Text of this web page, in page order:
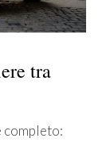
tra
completo: